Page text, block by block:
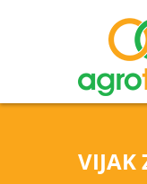
VIJAK